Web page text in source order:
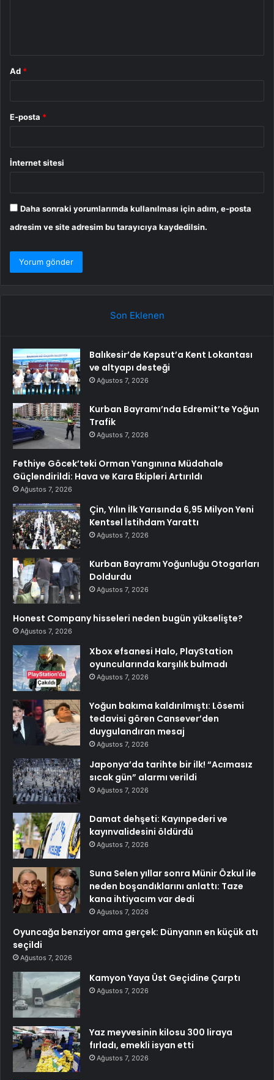
Ad *
E-posta *
İnternet sitesi
Daha sonraki yorumlarımda kullanılması için adım, e-posta
adresim ve site adresim bu tarayıcıya kaydedilsin.
Son Eklenen
Balıkesir’de Kepsut’a Kent Lokantası
ve altyapı desteği
Ağustos 7, 2026
Kurban Bayramı’nda Edremit’te Yoğun
Trafik
Ağustos 7, 2026
Fethiye Göcek’teki Orman Yangınına Müdahale
Güçlendirildi: Hava ve Kara Ekipleri Artırıldı
Ağustos 7, 2026
Çin, Yılın İlk Yarısında 6,95 Milyon Yeni
Kentsel İstihdam Yarattı
Ağustos 7, 2026
Kurban Bayramı Yoğunluğu Otogarları
Doldurdu
Ağustos 7, 2026
Honest Company hisseleri neden bugün yükselişte?
Ağustos 7, 2026
Xbox efsanesi Halo, PlayStation
oyuncularında karşılık bulmadı
Ağustos 7, 2026
Yoğun bakıma kaldırılmıştı: Lösemi
tedavisi gören Cansever’den
duygulandıran mesaj
Ağustos 7, 2026
Japonya’da tarihte bir ilk! “Acımasız
sıcak gün” alarmı verildi
Ağustos 7, 2026
Damat dehşeti: Kayınpederi ve
kayınvalidesini öldürdü
Ağustos 7, 2026
Suna Selen yıllar sonra Münir Özkul ile
neden boşandıklarını anlattı: Taze
kana ihtiyacım var dedi
Ağustos 7, 2026
Oyuncağa benziyor ama gerçek: Dünyanın en küçük atı
seçildi
Ağustos 7, 2026
Kamyon Yaya Üst Geçidine Çarptı
Ağustos 7, 2026
Yaz meyvesinin kilosu 300 liraya
fırladı, emekli isyan etti
Ağustos 7, 2026